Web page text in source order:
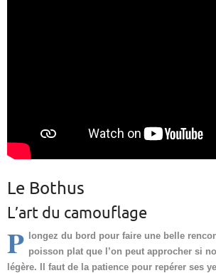
Le Bothus
L’art du camouflage
P longez du bord pour faire une belle
poisson plat que l’on peut approcher si
légère. Il faut de la patience pour repérer ses